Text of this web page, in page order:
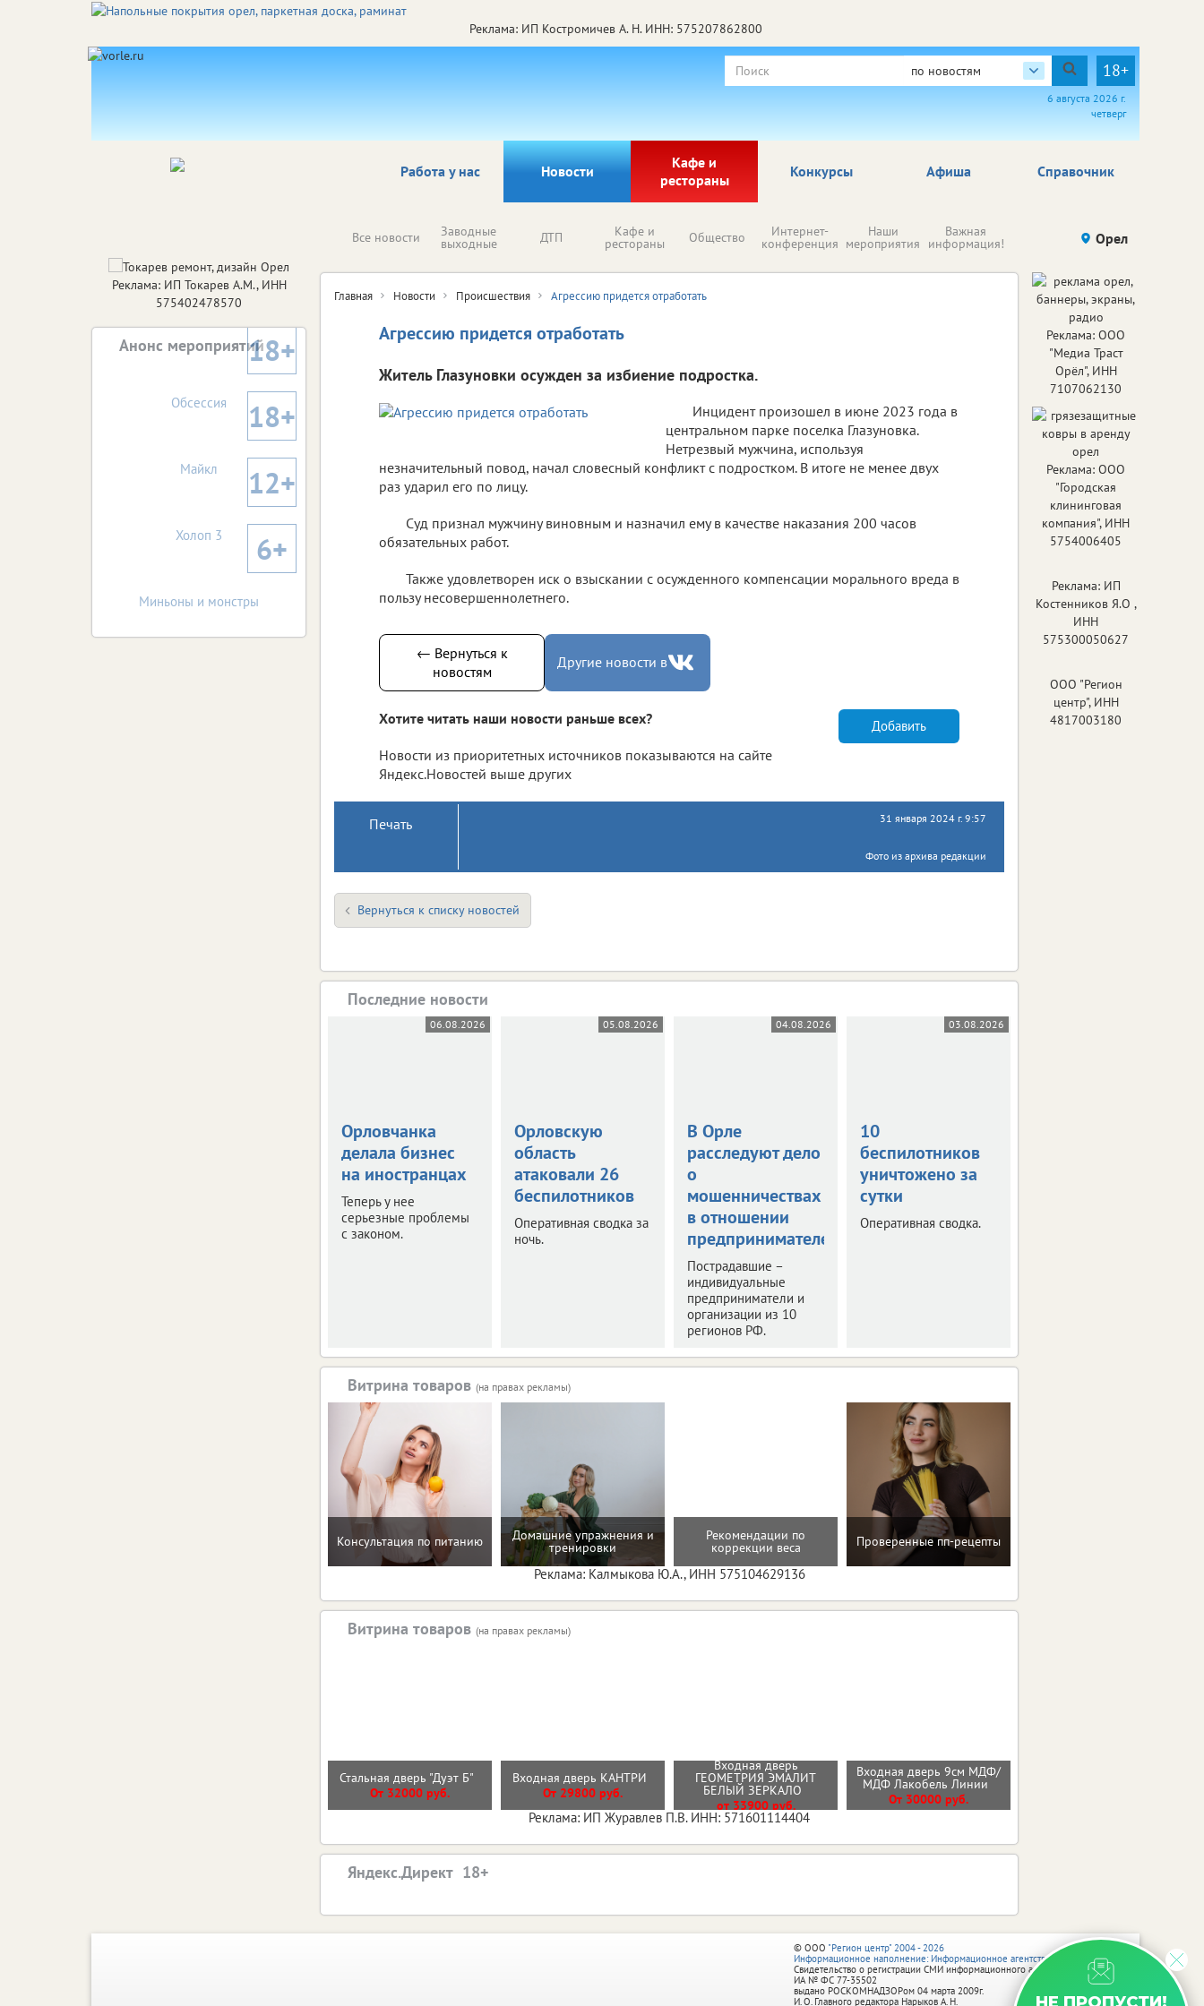
Реклама: ИП Костромичев А. Н. ИНН: 575207862800
по новостям 18+
6 августа 2026 г.
четверг
Работа у нас Новости
Кафе и
рестораны
Афиша Справочник
Конкурсы
Все новости Заводные
выходные ДТП Кафе и
рестораны Общество Интернет-
конференция
Наши
мероприятия
Важная
информация! Происшествия Здоровье
Орел
Главная Новости Происшествия Агрессию придется отработать
Агрессию придется отработать
Житель Глазуновки осужден за избиение подростка.
Инцидент произошел в июне 2023 года в
центральном парке поселка Глазуновка.
Нетрезвый мужчина, используя
незначительный повод, начал словесный конфликт с подростком. В итоге не менее двух
раз ударил его по лицу.
Суд признал мужчину виновным и назначил ему в качестве наказания 200 часов
обязательных работ.
Также удовлетворен иск о взыскании с осужденного компенсации морального вреда в
пользу несовершеннолетнего.
← Вернуться к
новостям
Другие новости в
Хотите читать наши новости раньше всех?
Новости из приоритетных источников показываются на сайте
Яндекс.Новостей выше других
Добавить
Печать 31 января 2024 г. 9:57
Фото из архива редакции
Вернуться к списку новостей
Последние новости
06.08.2026
Орловчанка
делала бизнес
на иностранцах
Теперь у нее
серьезные проблемы
с законом.
05.08.2026
Орловскую
область
атаковали 26
беспилотников
Оперативная сводка за
ночь.
04.08.2026
В Орле
расследуют дело
о
мошенничествах
в отношении
предпринимателей
Пострадавшие –
индивидуальные
предприниматели и
организации из 10
регионов РФ.
03.08.2026
10
беспилотников
уничтожено за
сутки
Оперативная сводка.
Витрина товаров (на правах рекламы)
Консультация по питанию Домашние упражнения и
тренировки
Рекомендации по
коррекции веса Проверенные пп-рецепты
Реклама: Калмыкова Ю.А., ИНН 575104629136
Витрина товаров (на правах рекламы)
Стальная дверь "Дуэт Б"
От 32000 руб.
Входная дверь КАНТРИ
От 29800 руб.
Входная дверь
ГЕОМЕТРИЯ ЭМАЛИТ
БЕЛЫЙ ЗЕРКАЛО
от 33900 руб.
Входная дверь 9см МДФ/
МДФ Лакобель Линии
От 30000 руб.
Реклама: ИП Журавлев П.В. ИНН: 571601114404
Яндекс.Директ
Реклама: ИП Токарев А.М., ИНН
575402478570
Анонс мероприятий18+
Обсессия 18+
Майкл 12+
Холоп 3 6+
Миньоны и монстры
Реклама: ООО
"Медиа Траст
Орёл", ИНН
7107062130
Реклама: ООО
"Городская
клининговая
компания", ИНН
5754006405
Реклама: ИП
Костенников Я.О ,
ИНН
575300050627
ООО "Регион
центр", ИНН
4817003180
© ООО "Регион центр" 2004 - 2026
Информационное наполнение: Информационное агентство vRossii.ru
Свидетельство о регистрации СМИ информационного агентства vRossii.ru
ИА № ФС 77‑35502
выдано РОСКОМНАДЗОРом 04 марта 2009г.
И. О. Главного редактора Нарыков А. Н.